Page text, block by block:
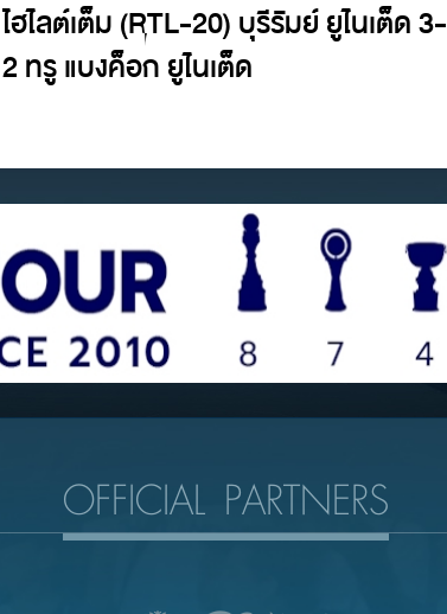
ไฮไลต์เต็ม (RTL-20) บุรีรัมย์ ยูไนเต็ด 3-
2 ทรู แบงค็อก ยูไนเต็ด
OFFICIAL PARTNERS